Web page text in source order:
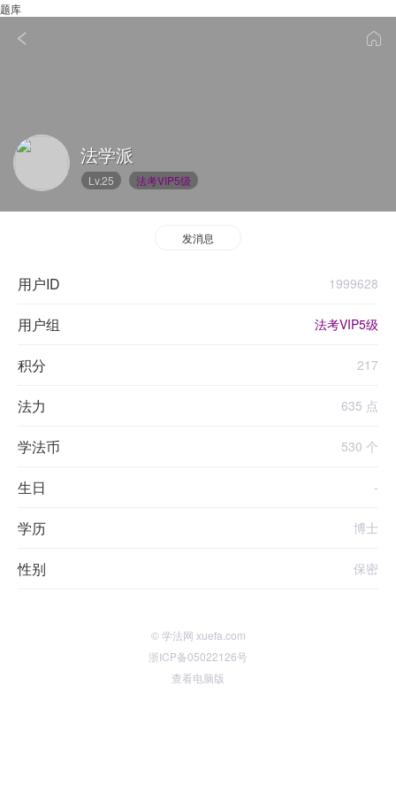
题库
法学派
Lv.25 法考VIP5级
发消息
用户ID 1999628
用户组 法考VIP5级
积分 217
法力 635 点
学法币 530 个
生日 -
学历 博士
性别 保密
© 学法网 xuefa.com
浙ICP备05022126号
查看电脑版